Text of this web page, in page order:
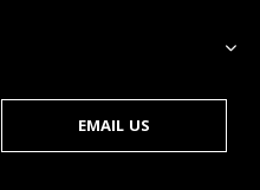
EMAIL US